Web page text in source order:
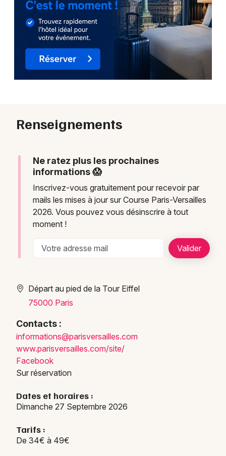
Renseignements
Ne ratez plus les prochaines
informations 😱
Inscrivez-vous gratuitement pour recevoir par
mails les mises à jour sur Course Paris-Versailles
2026. Vous pouvez vous désinscrire à tout
moment !
Départ au pied de la Tour Eiffel
75000 Paris
Contacts :
informations@parisversailles.com
www.parisversailles.com/site/
Facebook
Sur réservation
Dates et horaires :
Dimanche 27 Septembre 2026
Tarifs :
De 34€ à 49€